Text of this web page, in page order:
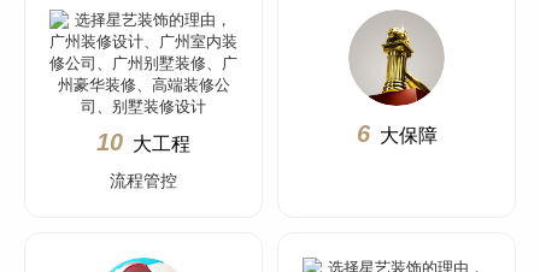
10 大工程
流程管控
6 大保障